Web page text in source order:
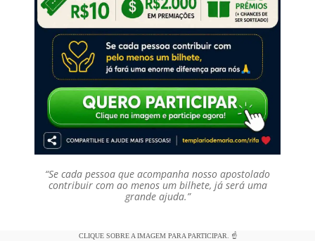
“Se cada pessoa que acompanha nosso apostolado
contribuir com ao menos um bilhete, já será uma
grande ajuda.”
CLIQUE SOBRE A IMAGEM PARA PARTICIPAR. ☝️